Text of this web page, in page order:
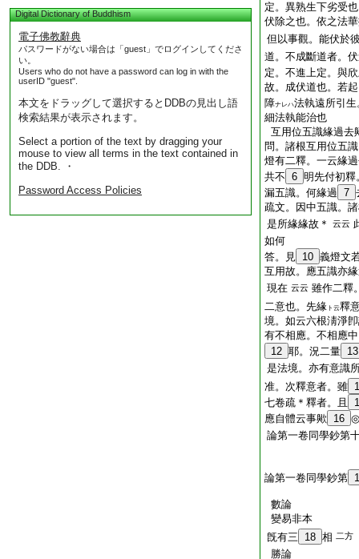
Digital Dictionary of Buddhism
電子佛教辭典
パスワードがない場合は「guest」でログインしてくださ
い。
Users who do not have a password can log in with the
userID "guest".
本文をドラッグして選択するとDDBの見出し語
検索結果が表示されます。
Select a portion of the text by dragging your
mouse to view all terms in the text contained in
the DDB. ・
Password Access Policies
定。異熟生下劣受
伏除之也。依之法
但以事觀。能伏於
道。不成斷道者。
定。不進上定。與
故。成伏道也。若
障ナレハ法執遠所引
細法執能治也
互用位五識緣過去
問。諸根互用位五
燈有二釋。一云緣
共不 6 明先付初釋
漏五識。何緣過 7
疏文。因中五識。
是所緣緣故＊
云云
如何
答。見 10 義燈文
互用故。應五識亦
現在 云云 雖作二釋
二意也。先緣 ト云釋
境。如云六根淸淨
有不相應。不相應
12 耶。況二量 13
是法境。亦有意識
准。次釋意者。雖
七卷疏＊釋者。且
應自體云事歟
16 ◎
論第一卷同學鈔第
論第一卷同學鈔第
數論
變易非本
旣有三
18 相 二方
勝論